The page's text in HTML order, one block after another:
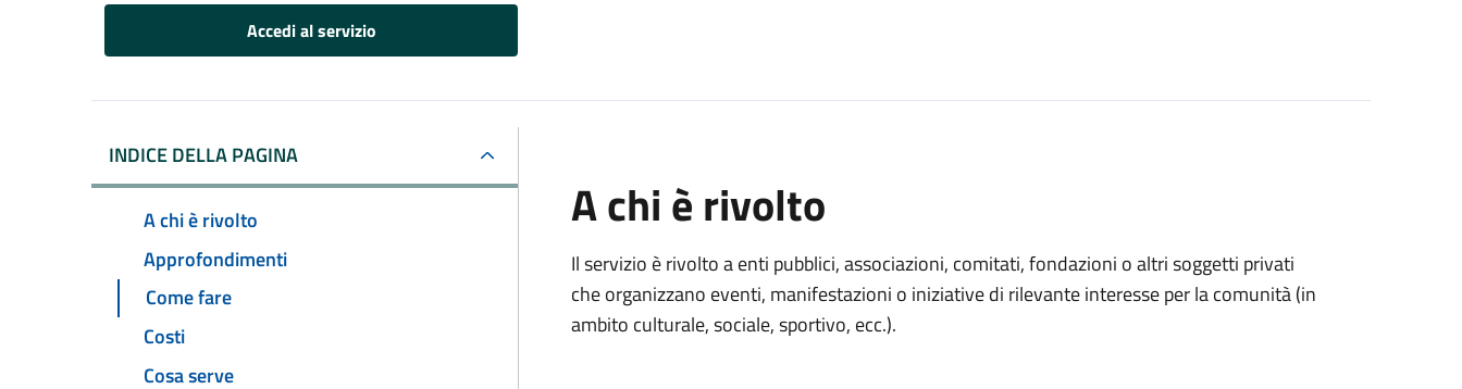
Accedi al servizio
INDICE DELLA PAGINA
A chi è rivolto
Approfondimenti
Come fare
Costi
Cosa serve
A chi è rivolto
Il servizio è rivolto a enti pubblici, associazioni, comitati, fondazioni o altri soggetti privati
che organizzano eventi, manifestazioni o iniziative di rilevante interesse per la comunità (in
ambito culturale, sociale, sportivo, ecc.).